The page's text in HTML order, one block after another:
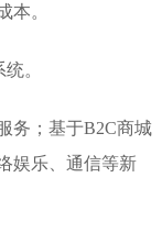
本。
。
；基于B2C商城
娱乐、通信等新